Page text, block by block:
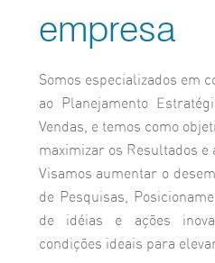
empresa
Somos especializados em
ao Planejamento
Vendas, e temos como
maximizar os Resultados
Visamos aumentar o
de Pesquisas,
de idéias e ações
condições ideais para